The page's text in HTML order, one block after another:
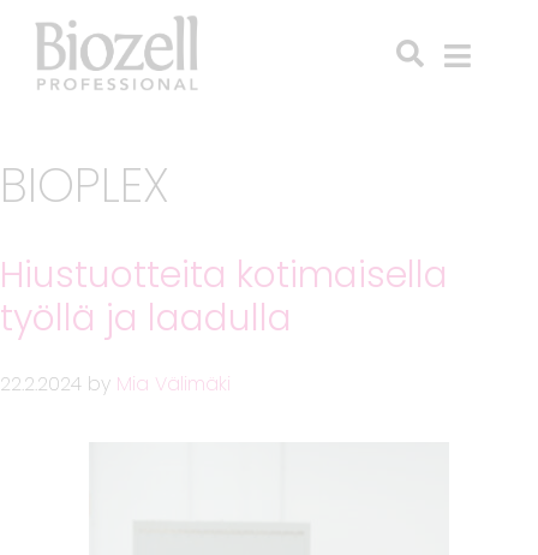
BIOPLEX
Hiustuotteita kotimaisella
työllä ja laadulla
22.2.2024 by Mia Välimäki